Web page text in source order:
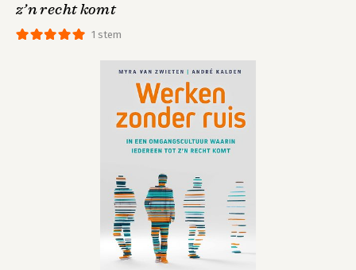
1 stem
z’n recht komt